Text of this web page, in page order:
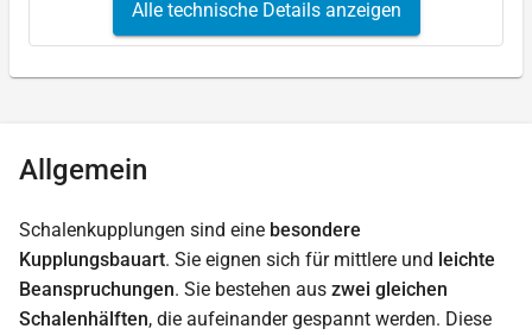
Alle technische Details anzeigen
Allgemein
Schalenkupplungen sind eine besondere
Kupplungsbauart. Sie eignen sich für mittlere und leichte
Beanspruchungen. Sie bestehen aus zwei gleichen
Schalenhälften, die aufeinander gespannt werden. Diese